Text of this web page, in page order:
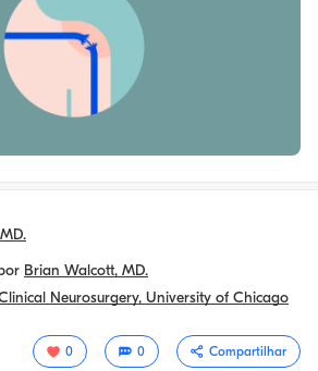
Brian Walcott, MD.
Neurosurgery, University of Chicago
0 0 Compartilhar